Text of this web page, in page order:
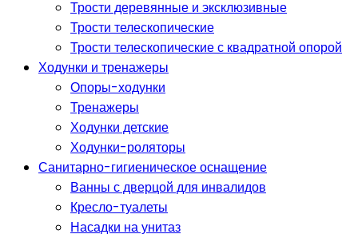
Трости деревянные и эксклюзивные
Трости телескопические
Трости телескопические с квадратной опорой
Ходунки и тренажеры
Опоры-ходунки
Тренажеры
Ходунки детские
Ходунки-роляторы
Санитарно-гигиеническое оснащение
Ванны с дверцой для инвалидов
Кресло-туалеты
Насадки на унитаз